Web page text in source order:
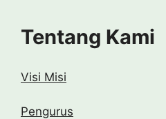
Tentang Kami
Visi Misi
Pengurus